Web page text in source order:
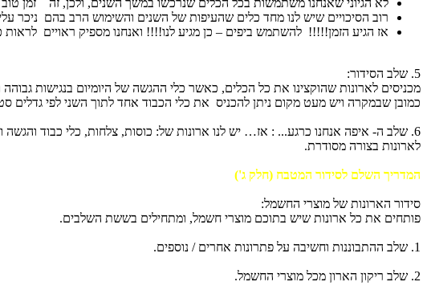
לא הגיוני שאנחנו משתמשות בכל הכלים שנרכשו במשך השנים, ולכן, זה זמן
רוב הסיכויים שיש לנו מחד כלים שהעיפות של השנים והשימוש הרב בהם
אז הגיע הזמן!!!!! להשתמש ביפים – כן מגיע לנו!!!! ואנחנו מספיק ראויים
5. שלב הסידור:
מכניסים לארונות שהוקצינו את כל הכלים, כאשר כלי ההגשה של היומיום בנגישות גבוהה
כמובן שבמקרה ויש מעט מקום ניתן להכניס את כלי הכבוד אחד לתוך השני לפי גדלים
6. שלב ה- איפה אנחנו כרגע... : אז… יש לנו ארונות של: כוסות, צלחות, כלי כבוד
לארונות בצורה מסודרת.
המדריך השלם לסידור המטבח (חלק ג')
סידור הארונות של מוצרי החשמל:
פותחים את כל ארונות שיש בתוכם מוצרי חשמל, ומתחילים בששת השלבים.
1. שלב ההתבוננות וחשיבה על פתרונות אחרים / נוספים.
2. שלב ריקון הארון מכל מוצרי החשמל.